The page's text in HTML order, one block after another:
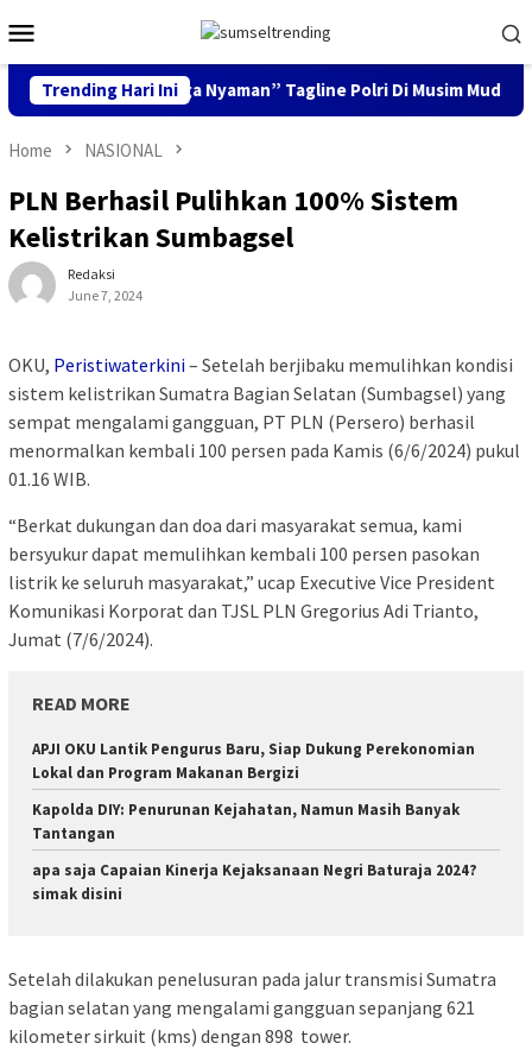
to
contentMenu
Trending Hari Ini
Aman, Keluarga Nyaman” Tagline Polri Di Musim Mudik
Home NASIONAL
PLN Berhasil Pulihkan 100% Sistem
Kelistrikan Sumbagsel
Redaksi
June 7, 2024
OKU, Peristiwaterkini– Setelah berjibaku memulihkan kondisi
sistem kelistrikan Sumatra Bagian Selatan (Sumbagsel) yang
sempat mengalami gangguan, PT PLN (Persero) berhasil
menormalkan kembali 100 persen pada Kamis (6/6/2024) pukul
01.16 WIB.
“Berkat dukungan dan doa dari masyarakat semua, kami
bersyukur dapat memulihkan kembali 100 persen pasokan
listrik ke seluruh masyarakat,” ucap Executive Vice President
Komunikasi Korporat dan TJSL PLN Gregorius Adi Trianto,
Jumat (7/6/2024).
READ MORE
APJI OKU Lantik Pengurus Baru, Siap Dukung Perekonomian
Lokal dan Program Makanan Bergizi
Kapolda DIY: Penurunan Kejahatan, Namun Masih Banyak
Tantangan
apa saja Capaian Kinerja Kejaksanaan Negri Baturaja 2024?
simak disini
Setelah dilakukan penelusuran pada jalur transmisi Sumatra
bagian selatan yang mengalami gangguan sepanjang 621
kilometer sirkuit (kms) dengan 898 tower.